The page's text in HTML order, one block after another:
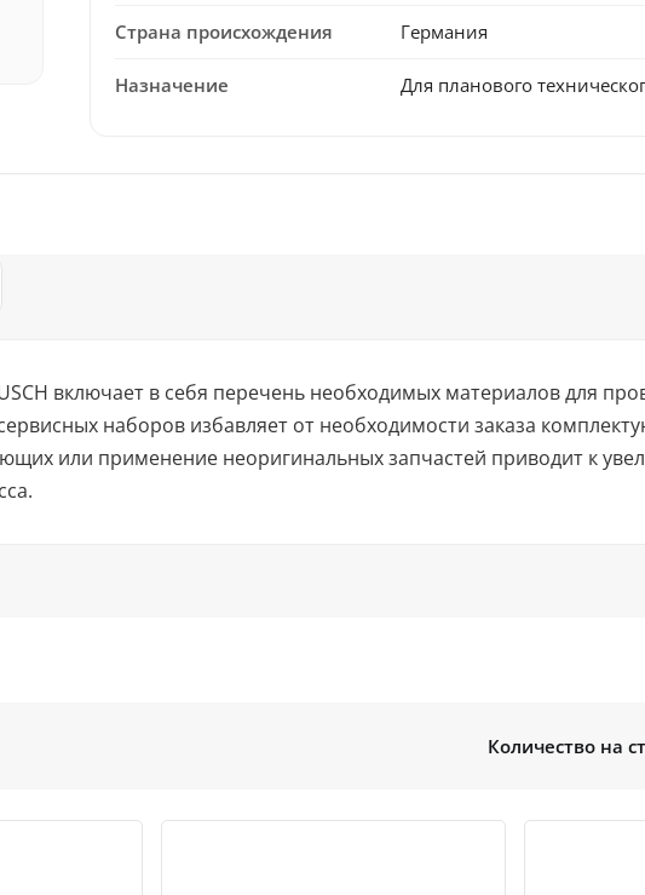
Страна происхождения Германия
Назначение Для планового
включает в себя перечень необходимых материалов для
наборов избавляет от необходимости заказа
или применение неоригинальных запчастей приводит к
Количество на